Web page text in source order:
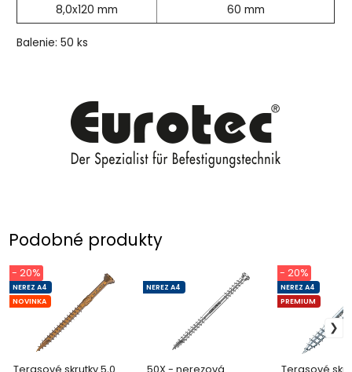
8,0x120 mm
60 mm
Balenie: 50 ks
Podobné produkty
Terasové skrutky 5,0
NEREZ A4
NOVINKA
- 20%
50X - nerezová
NEREZ A4
Terasové
NEREZ A4
PREMIUM
- 20%